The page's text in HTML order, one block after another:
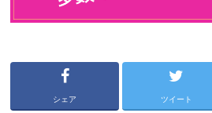
シェア ツイート